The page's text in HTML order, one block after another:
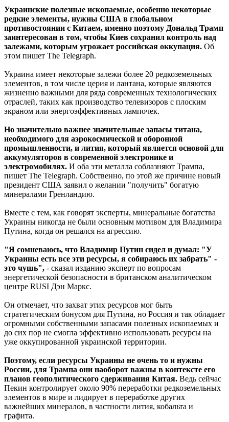
Украинские полезные ископаемые, особенно некоторые
редкие элементы, нужны США в глобальном
противостоянии с Китаем, именно поэтому Дональд Трамп
заинтересован в том, чтобы Киев сохранил контроль над
залежами, которым угрожает российская оккупация. Об
этом пишет The Telegraph.
Украина имеет некоторые залежи более 20 редкоземельных
элементов, в том числе церия и лантана, которые являются
жизненно важными для ряда современных технологических
отраслей, таких как производство телевизоров с плоским
экраном или энергоэффективных лампочек.
Но значительно важнее значительные запасы титана,
необходимого для аэрокосмической и оборонной
промышленности, и лития, который является основой для
аккумуляторов в современной электронике и
электромобилях. И оба эти металла соблазняют Трампа,
пишет The Telegraph. Собственно, по этой же причине новый
президент США заявил о желании "получить" богатую
минералами Гренландию.
Вместе с тем, как говорят эксперты, минеральные богатства
Украины никогда не были основным мотивом для Владимира
Путина, когда он решался на агрессию.
"Я сомневаюсь, что Владимир Путин сидел и думал: "У
Украины есть все эти ресурсы, я собираюсь их забрать" -
это чушь", - сказал изданию эксперт по вопросам
энергетической безопасности в британском аналитическом
центре RUSI Дэн Маркс.
Он отмечает, что захват этих ресурсов мог быть
стратегическим бонусом для Путина, но Россия и так обладает
огромными собственными запасами полезных ископаемых и
до сих пор не смогла эффективно использовать ресурсы на
уже оккупированной украинской территории.
Поэтому, если ресурсы Украины не очень то и нужны
России, для Трампа они наоборот важны в контексте его
планов геополитического сдерживания Китая. Ведь сейчас
Пекин контролирует около 90% переработки редкоземельных
элементов в мире и лидирует в переработке других
важнейших минералов, в частности лития, кобальта и
графита.